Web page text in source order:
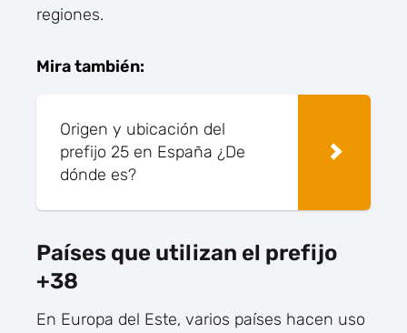
regiones.
Mira también:
Origen y ubicación del
prefijo 25 en España ¿De
dónde es?
Países que utilizan el prefijo
+38
En Europa del Este, varios países hacen uso